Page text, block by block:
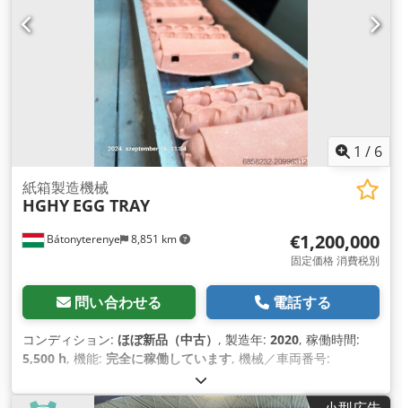
1 / 6
Bátonyterenye 8,851 km
紙箱製造機械
HGHY EGG TRAY
€1,200,000
固定価格 消費税別
問い合わせる 電話する
コンディション: ほぼ新品（中古） , 製造年: 2020, 稼働時間:
5,500 h, 機能: 完全に稼働しています, 機械／車両番号:
ドキュメント / マニュアル